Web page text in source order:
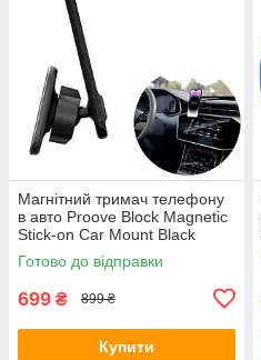
Магнітний тримач телефону
в авто Proove Block Magnetic
Stick-on Car Mount Black
Готово до відправки
699 ₴ 899 ₴
Купити